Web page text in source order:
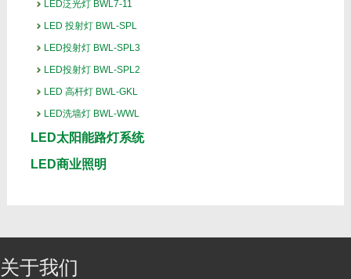
LED泛光灯 BWL7-11
LED 投射灯 BWL-SPL
LED投射灯 BWL-SPL3
LED投射灯 BWL-SPL2
LED 高杆灯 BWL-GKL
LED洗墙灯 BWL-WWL
LED太阳能路灯系统
LED商业照明
关于我们